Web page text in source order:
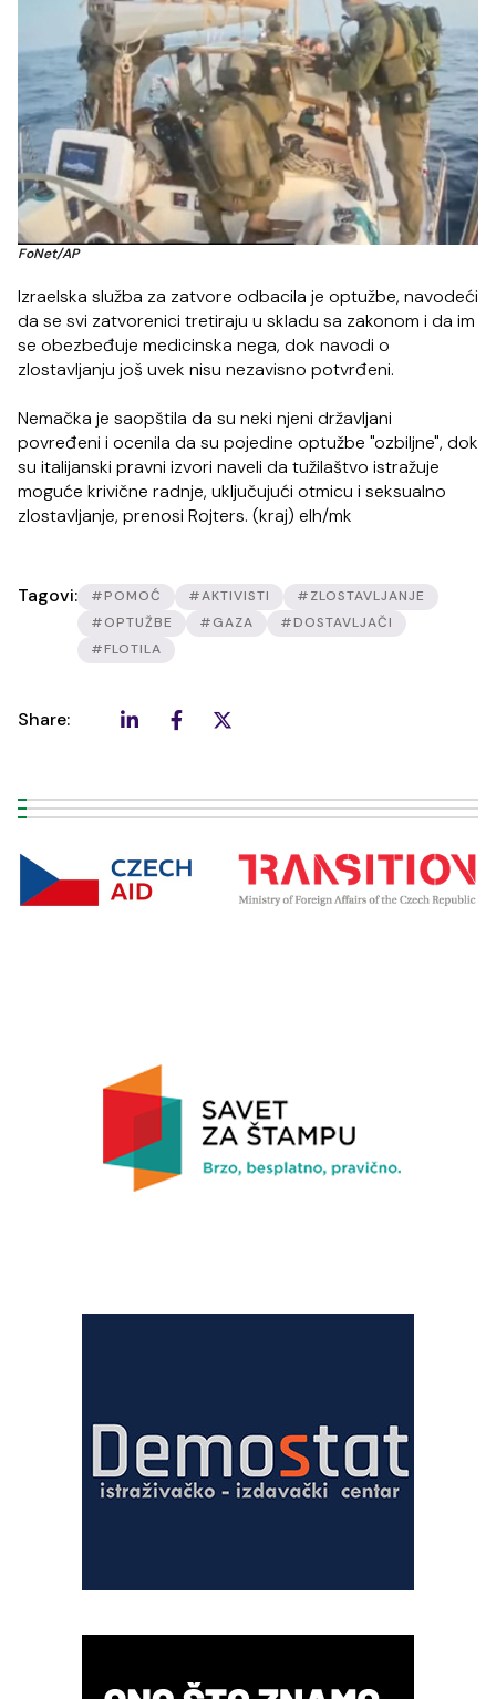
FoNet/AP
Izraelska služba za zatvore odbacila je optužbe, navodeći
da se svi zatvorenici tretiraju u skladu sa zakonom i da im
se obezbeđuje medicinska nega, dok navodi o
zlostavljanju još uvek nisu nezavisno potvrđeni.
Nemačka je saopštila da su neki njeni državljani
povređeni i ocenila da su pojedine optužbe "ozbiljne", dok
su italijanski pravni izvori naveli da tužilaštvo istražuje
moguće krivične radnje, uključujući otmicu i seksualno
zlostavljanje, prenosi Rojters. (kraj) elh/mk
Tagovi: #POMOĆ #AKTIVISTI
#ZLOSTAVLJANJE
#OPTUŽBE
#GAZA
#DOSTAVLJAČI
#FLOTILA
Share: